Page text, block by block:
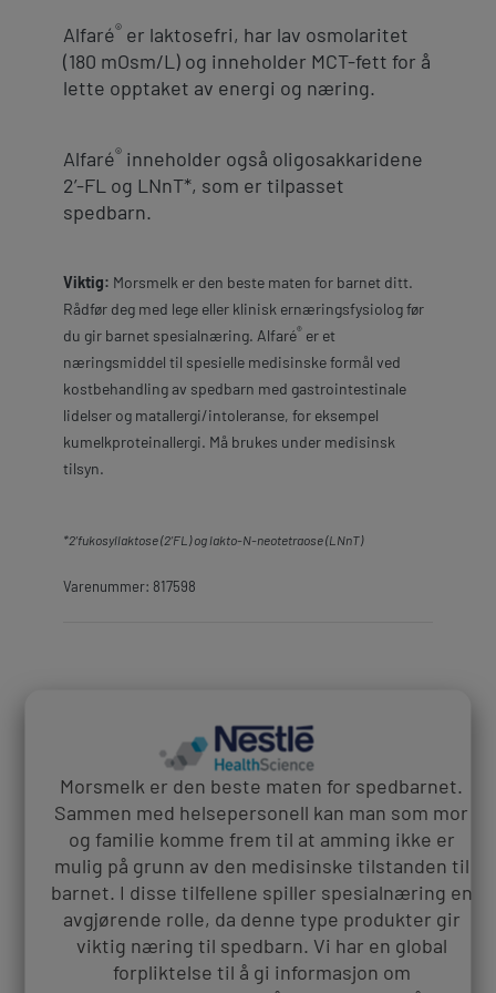
Alfaré®er laktosefri, har lav osmolaritet
(180 mOsm/L) og inneholder MCT-fett for å
lette opptaket av energi og næring.
Alfaré®inneholder også oligosakkaridene
2’-FL og LNnT*, som er tilpasset
spedbarn.
Viktig: Morsmelk er den beste maten for barnet ditt.
Rådfør deg med lege eller klinisk ernæringsfysiolog før
du gir barnet spesialnæring. Alfaré®er et
næringsmiddel til spesielle medisinske formål ved
kostbehandling av spedbarn med gastrointestinale
lidelser og matallergi/intoleranse, for eksempel
kumelkproteinallergi. Må brukes under medisinsk
tilsyn.
*2’fukosyllaktose (2’FL) og lakto-N-neotetraose (LNnT)
Varenummer: 817598
blandingsinstruksjon
er
Dosering
Morsmelk er den beste maten for spedbarnet.
Sammen med helsepersonell kan man som mor
og familie komme frem til at amming ikke er
mulig på​ grunn av den medisinske tilstanden til
barnet. I disse tilfellene spiller spesialnæring en
avgjørende rolle, da denne type produkter gir
viktig næring​ til spedbarn. Vi har en global
forpliktelse til å gi informasjon om